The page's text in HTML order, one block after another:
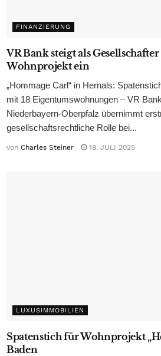
FINANZIERUNG
VR Bank steigt als
Wohnprojekt ein
„Hommage Carl“ in Hernals:
mit 18 Eigentumswohnungen – VR Bank
Niederbayern-Oberpfalz übernimmt
gesellschaftsrechtliche Rolle bei...
von Charles Steiner 18. JULI 2025
LUXUSIMMOBILIEN
Spatenstich für Wohnprojekt
Baden